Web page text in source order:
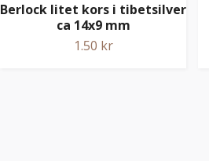
Berlock litet kors i tibetsilver
ca 14x9 mm
1.50 kr